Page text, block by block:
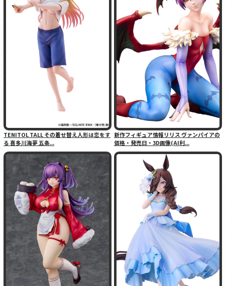
TENITOL TALL その着せ替え人形は恋をす
る 喜多川海夢 五条...
新作フィギュア情報リリス ヴァンパイアの
価格・発売日・3D画像(AI利...